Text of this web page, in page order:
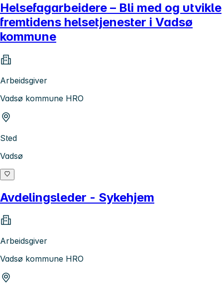
Helsefagarbeidere – Bli med og utvikle
fremtidens helsetjenester i Vadsø
kommune
Arbeidsgiver
Vadsø kommune HRO
Sted
Vadsø
Avdelingsleder - Sykehjem
Arbeidsgiver
Vadsø kommune HRO